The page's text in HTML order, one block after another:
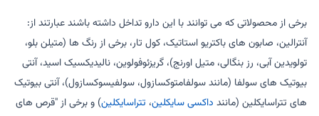
برخی از محصولاتی که می توانند با این دارو تداخل داشته باشند عبارتند از:
آنترالین، صابون های باکتریو استاتیک، کول تار، برخی از رنگ ها (متیلن بلو،
تولویدین آبی، رز بنگالی، متیل اورنج)، گریزئوفولوین، نالیدیکسیک اسید، آنتی
بیوتیک های سولفا (مانند سولفامتوکسازول، سولفیسوکسازول)، آنتی بیوتیک
های تتراسایکلین (مانند داکسی سایکلین، تتراسایکلین) و برخی از "قرص های